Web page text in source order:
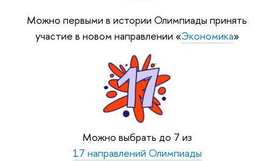
Можно первыми в истории Олимпиады принять
участие в новом направлении «Экономика»
Можно выбрать до 7 из
17 направлений Олимпиады